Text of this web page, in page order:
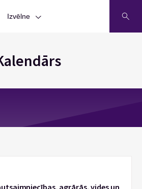
Izvēlne
agrārās, vides un